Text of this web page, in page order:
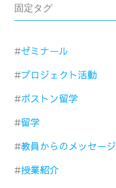
固定タグ
ゼミナール
プロジェクト活動
ボストン留学
留学
教員からのメッセージ
授業紹介